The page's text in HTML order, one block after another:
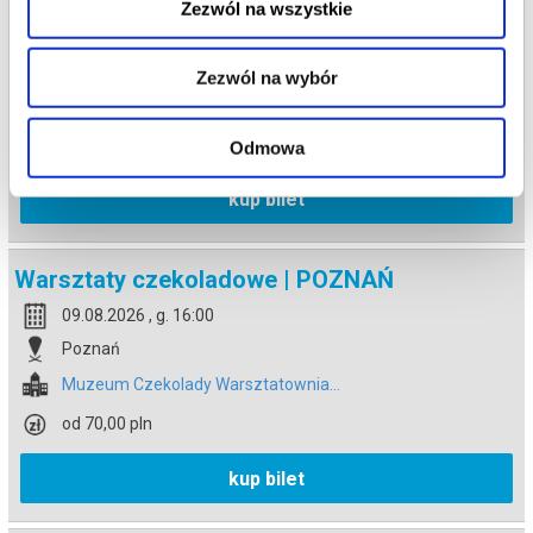
Zezwól na wszystkie
Zezwól na wybór
Odmowa
09.08.2026 , g. 15:00
Muzeum Czekolady Warsztatownia...
kup bilet
Warsztaty czekoladowe | POZNAŃ
09.08.2026 , g. 16:00
Poznań
Muzeum Czekolady Warsztatownia...
od 70,00 pln
kup bilet